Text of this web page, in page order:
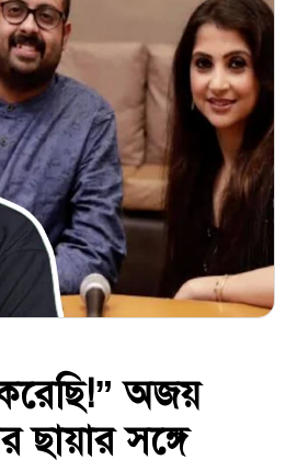
অজয়
ছায়ার সঙ্গে